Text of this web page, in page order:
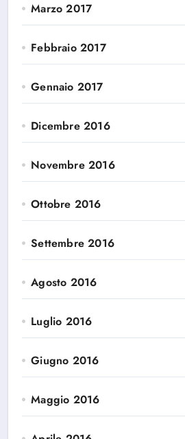
Marzo 2017
Febbraio 2017
Gennaio 2017
Dicembre 2016
Novembre 2016
Ottobre 2016
Settembre 2016
Agosto 2016
Luglio 2016
Giugno 2016
Maggio 2016